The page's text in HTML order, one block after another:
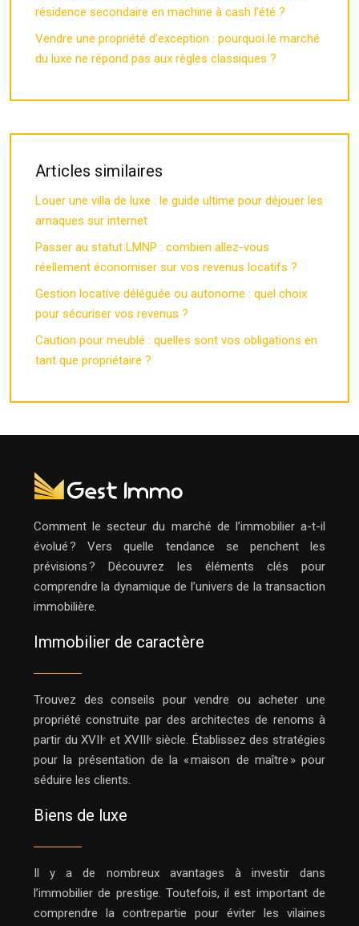
résidence secondaire en machine à cash l’été ?
Vendre une propriété d’exception : pourquoi le marché
du luxe ne répond pas aux règles classiques ?
Articles similaires
Louer une villa de luxe : le guide ultime pour déjouer les
arnaques sur internet
Passer au statut LMNP : combien allez-vous
réellement économiser sur vos revenus locatifs ?
Gestion locative déléguée ou autonome : quel choix
pour sécuriser vos revenus ?
Caution pour meublé : quelles sont vos obligations en
tant que propriétaire ?
Comment le secteur du marché de l’immobilier a-t-il
évolué ? Vers quelle tendance se penchent les
prévisions ? Découvrez les éléments clés pour
comprendre la dynamique de l’univers de la transaction
immobilière.
Immobilier de caractère
Trouvez des conseils pour vendre ou acheter une
propriété construite par des architectes de renoms à
partir du XVIIᵉ et XVIIIᵉ siècle. Établissez des stratégies
pour la présentation de la « maison de maître » pour
séduire les clients.
Biens de luxe
Il y a de nombreux avantages à investir dans
l’immobilier de prestige. Toutefois, il est important de
comprendre la contrepartie pour éviter les vilaines